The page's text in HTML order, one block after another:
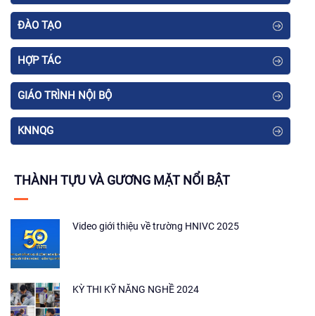
ĐÀO TẠO
HỢP TÁC
GIÁO TRÌNH NỘI BỘ
KNNQG
THÀNH TỰU VÀ GƯƠNG MẶT NỔI BẬT
Video giới thiệu về trường HNIVC 2025
KỲ THI KỸ NĂNG NGHỀ 2024